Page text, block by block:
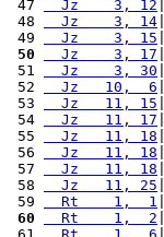
47
  Jz    3, 12
48
  Jz    3, 14
49
  Jz    3, 15
50
  Jz    3, 17
51
  Jz    3, 30
52
  Jz   10,  6
53
  Jz   11, 15
54
  Jz   11, 17
55
  Jz   11, 18
56
  Jz   11, 18
57
  Jz   11, 18
58
  Jz   11, 25
59
  Rt    1,  1
60
  Rt    1,  2